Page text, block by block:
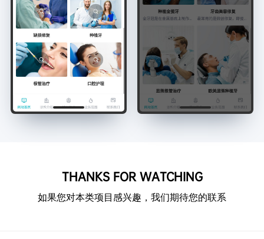
THANKS FOR WATCHING
如果您对本类项目感兴趣，我们期待您的联系